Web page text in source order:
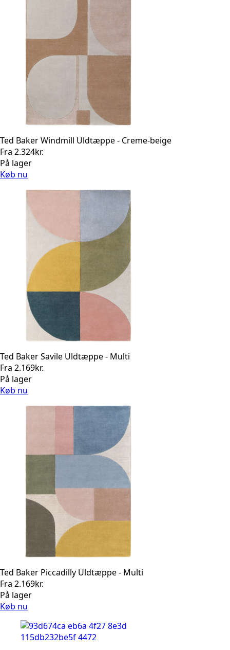
Ted Baker Windmill Uldtæppe - Creme-beige
Fra 2.324kr.
På lager
Køb nu
Ted Baker Savile Uldtæppe - Multi
Fra 2.169kr.
På lager
Køb nu
Ted Baker Piccadilly Uldtæppe - Multi
Fra 2.169kr.
På lager
Køb nu